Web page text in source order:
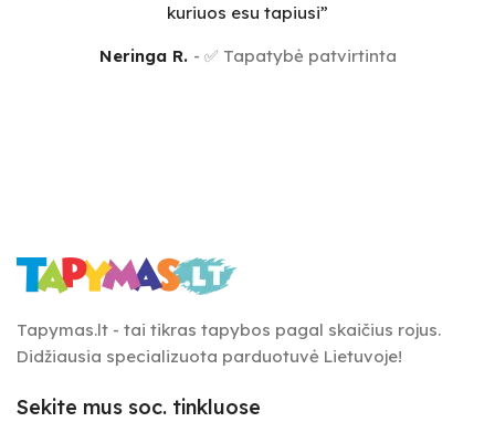
kuriuos esu tapiusi”
Neringa R. ✅ Tapatybė patvirtinta
Tapymas.lt - tai tikras tapybos pagal skaičius rojus.
Didžiausia specializuota parduotuvė Lietuvoje!
Sekite mus soc. tinkluose